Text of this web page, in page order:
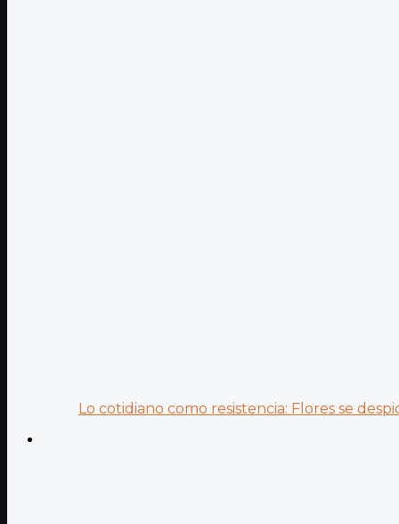
Lo cotidiano como resistencia: Flores se